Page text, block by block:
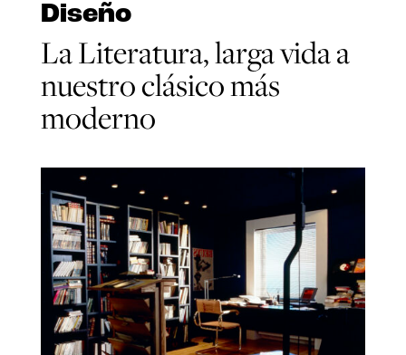
Diseño
La Literatura, larga vida a
nuestro clásico más
moderno